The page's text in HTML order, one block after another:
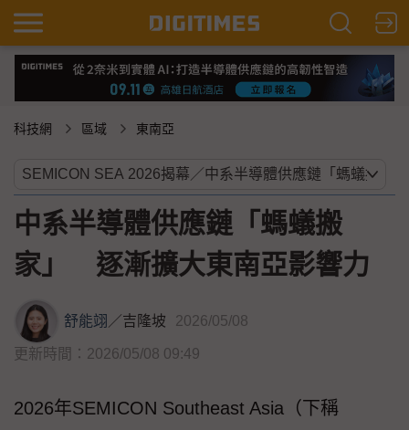
科技網 區域 東南亞
中系半導體供應鏈「螞蟻搬
家」 逐漸擴大東南亞影響力
舒能翊 ／吉隆坡 2026/05/08
更新時間：2026/05/08 09:49
2026年SEMICON Southeast Asia（下稱